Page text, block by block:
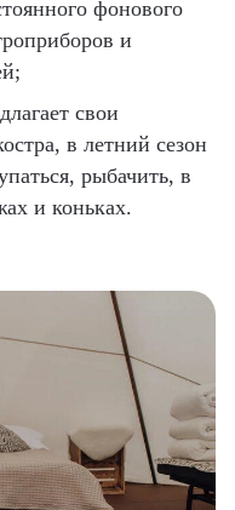
фонового
и
свои
в летний сезон
рыбачить, в
и коньках.